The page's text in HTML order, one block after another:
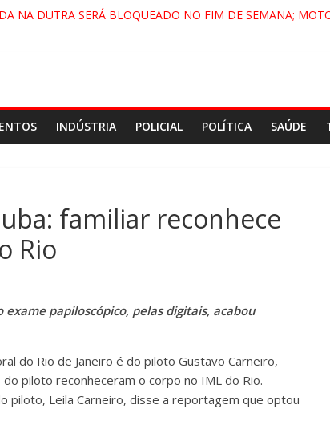
NA DUTRA SERÁ BLOQUEADO NO FIM DE SEMANA;
INDÚSTRIA POLICIAL POLÍTICA SAÚDE
familiar reconhece
Rio
papiloscópico, pelas digitais, acabou
do Rio de Janeiro é do piloto Gustavo Carneiro,
piloto reconheceram o corpo no IML do Rio.
piloto, Leila Carneiro, disse a reportagem que optou